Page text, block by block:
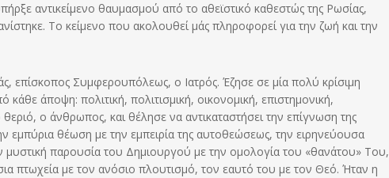
αντικείμενο θαυμασμού από το αθεϊστικό καθεστώς της Ρωσίας,
Το κείμενο που ακολουθεί μάς πληροφορεί για την ζωή και την
επίσκοπος Συμφερουπόλεως, ο Ιατρός. Έζησε σε μία πολύ κρίσιμη
κάθε άποψη: πολιτική, πολιτισμική, οικονομική, επιστημονική,
ο άνθρωπος, και θέλησε να αντικαταστήσει την επίγνωση της
θέωση με την εμπειρία της αυτοθεώσεως, την ειρηνεύουσα
μυστική παρουσία του Δημιουργού με την ομολογία του «θανάτου» Του,
πτωχεία με τον ανόσιο πλουτισμό, τον εαυτό του με τον Θεό. Ήταν η